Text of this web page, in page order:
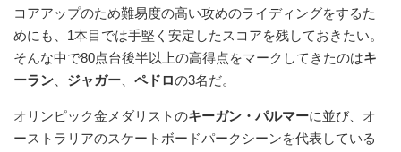
コアアップのため難易度の高い攻めのライディングをするた
めにも、1本目では手堅く安定したスコアを残しておきたい。
そんな中で80点台後半以上の高得点をマークしてきたのはキ
ーラン
ジャガー ペドロの3名だ。
オリンピック金メダリストのキーガン・パルマーに並び、オ
ーストラリアのスケートボードパークシーンを代表している